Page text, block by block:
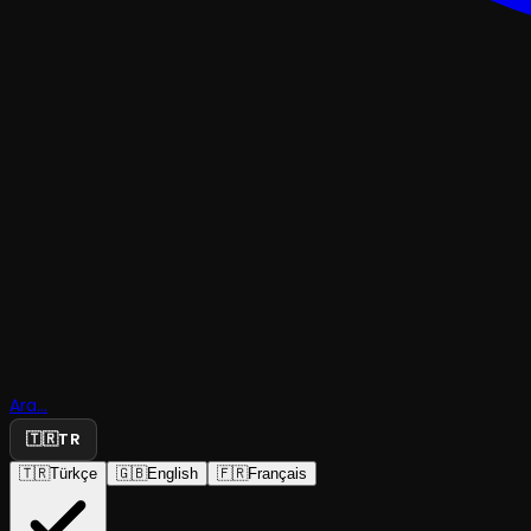
Ara...
🇹🇷TR
🇹🇷Türkçe 🇬🇧English 🇫🇷Français
Red Light